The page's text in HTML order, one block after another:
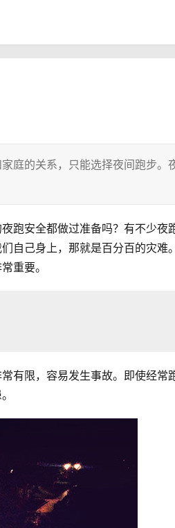
庭的关系，只能选择夜间跑步。
跑安全都做过准备吗？有不少夜
自己身上，那就是百分百的灾难
重要。
有限，容易发生事故。即使经常